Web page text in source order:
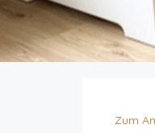
Zum